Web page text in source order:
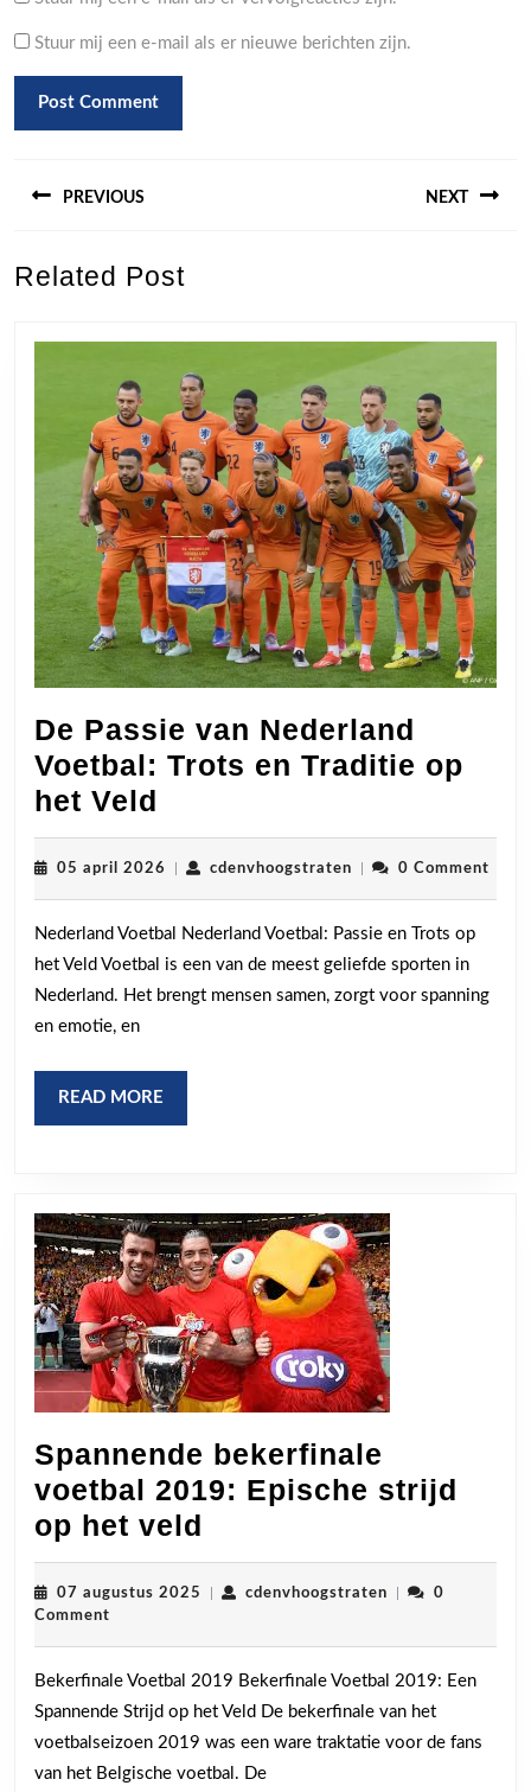
Stuur mij een e-mail als er nieuwe berichten zijn.
PREVIOUS
post:
NEXT
Related Post
De Passie van Nederland
Voetbal: Trots en Traditie op
het Veld
Passie
van
Nederland
Voetbal:
Trots
en
op
het
05 april 2026 cdenvhoogstratencdenvhoogstraten
0 Comment
Nederland Voetbal Nederland Voetbal: Passie en Trots op
het Veld Voetbal is een van de meest geliefde sporten in
Nederland. Het brengt mensen samen, zorgt voor spanning
en emotie, en
READ MORE
MORE
Spannende bekerfinale
voetbal 2019: Epische strijd
op het veld
bekerfinale
voetbal
Epische
strijd
op
het
07 augustus 2025 cdenvhoogstratencdenvhoogstraten
0
Comment
Bekerfinale Voetbal 2019 Bekerfinale Voetbal 2019: Een
Spannende Strijd op het Veld De bekerfinale van het
voetbalseizoen 2019 was een ware traktatie voor de fans
van het Belgische voetbal. De